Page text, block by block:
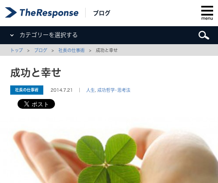
ブログ
カテゴリーを選択する
トップ > ブログ >社長の仕事術 > 成功と幸せ
成功と幸せ
社長の仕事術 2014.7.21 ｜ 人生 成功哲学･思考法